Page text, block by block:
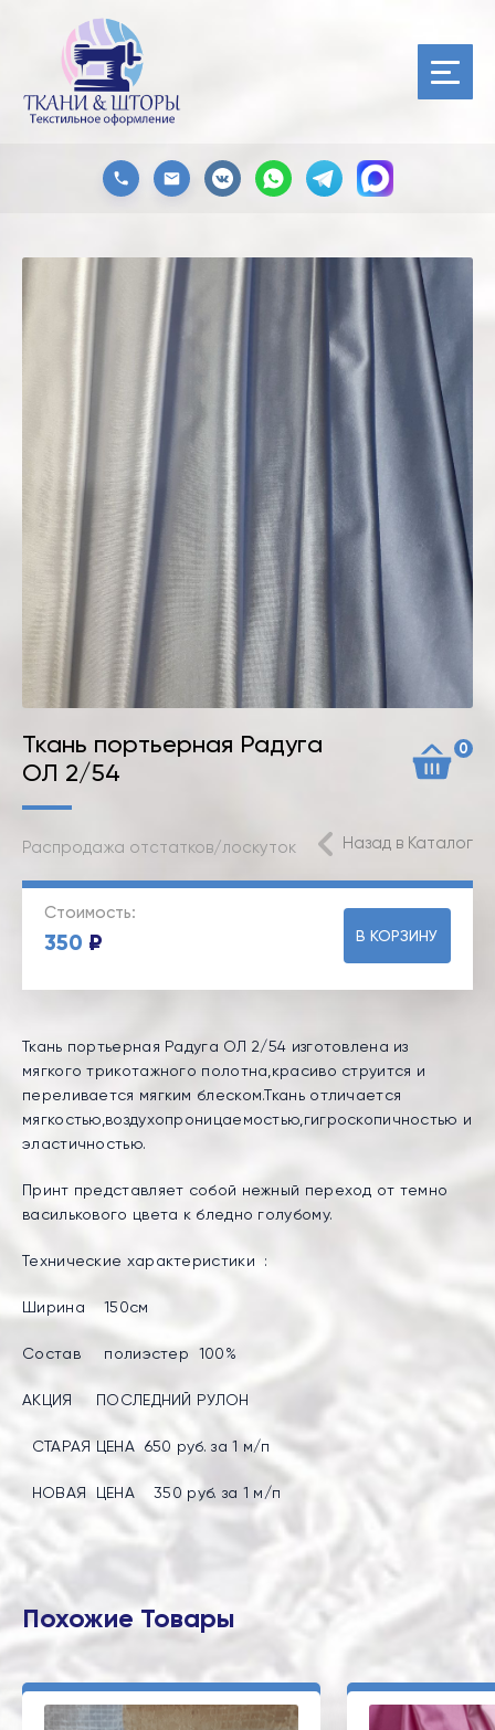
Ткань портьерная Радуга
ОЛ 2/54
0
Распродажа отстатков/лоскуток Назад в Каталог
Стоимость:
350 ₽ В КОРЗИНУ
Ткань портьерная Радуга ОЛ 2/54 изготовлена из
мягкого трикотажного полотна,красиво струится и
переливается мягким блеском.Ткань отличается
мягкостью,воздухопроницаемостью,гигроскопичностью и
эластичностью.
Принт представляет собой нежный переход от темно
василькового цвета к бледно голубому.
Технические характеристики :
Ширина 150см
Состав полиэстер 100%
АКЦИЯ ПОСЛЕДНИЙ РУЛОН
СТАРАЯ ЦЕНА 650 руб. за 1 м/п
НОВАЯ ЦЕНА 350 руб. за 1 м/п
Похожие Товары